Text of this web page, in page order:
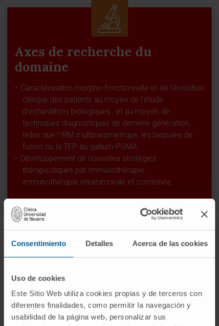
Consentimiento Detalles Acerca de las cookies
Uso de cookies
Este Sitio Web utiliza cookies propias y de terceros con
diferentes finalidades, como permitir la navegación y
usabilidad de la página web, personalizar sus
Axes de recherche du
domaine
Caractérisation morpho-fonctionnelle et de l’évolution
clinique des patients au moyen de l’étude
d’échantillons biologiques ; et au moyen de
techniques diagnostiques de dernière génération,
telles que l’IRM multiparamétrique, les biopsies de
fusion ou la TEP au gallium-PSMA.
Développement de nouvelles stratégies
thérapeutiques par immunothérapie :
immunothérapie intratumorale et combinée.
Activité de recherche du